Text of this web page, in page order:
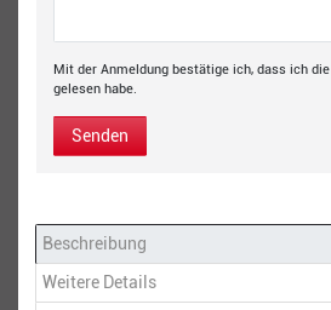
Mit der Anmeldung bestätige ich, dass ich die
gelesen habe.
Senden
Beschreibung
Weitere Details